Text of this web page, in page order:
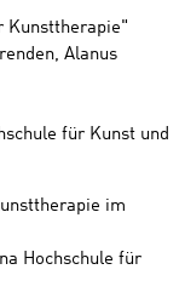
Kunsttherapie"
Alanus
für Kunst und
im
Hochschule für